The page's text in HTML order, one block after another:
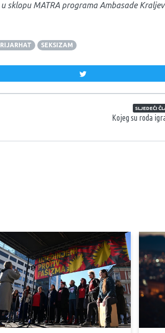
sklopu MATRA programa Ambasade
SEKSIZAM
SLJEDEĆI
Kojeg su roda